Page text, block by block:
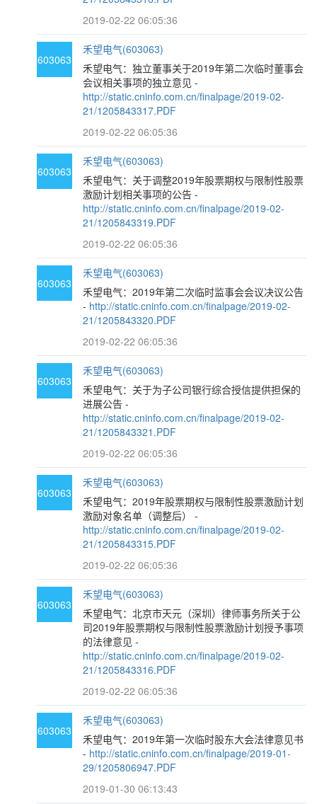
2019-02-22 06:05:36
603063
禾望电气(603063)
禾望电气：独立董事关于2019年第二次临时董事会
会议相关事项的独立意见 -
http://static.cninfo.com.cn/finalpage/2019-02-
21/1205843317.PDF
2019-02-22 06:05:36
603063
禾望电气(603063)
禾望电气：关于调整2019年股票期权与限制性股票
激励计划相关事项的公告 -
http://static.cninfo.com.cn/finalpage/2019-02-
21/1205843319.PDF
2019-02-22 06:05:36
603063
禾望电气(603063)
禾望电气：2019年第二次临时监事会会议决议公告
- http://static.cninfo.com.cn/finalpage/2019-02-
21/1205843320.PDF
2019-02-22 06:05:36
603063
禾望电气(603063)
禾望电气：关于为子公司银行综合授信提供担保的
进展公告 -
http://static.cninfo.com.cn/finalpage/2019-02-
21/1205843321.PDF
2019-02-22 06:05:36
603063
禾望电气(603063)
禾望电气：2019年股票期权与限制性股票激励计划
激励对象名单（调整后） -
http://static.cninfo.com.cn/finalpage/2019-02-
21/1205843315.PDF
2019-02-22 06:05:36
603063
禾望电气(603063)
禾望电气：北京市天元（深圳）律师事务所关于公
司2019年股票期权与限制性股票激励计划授予事项
的法律意见 -
http://static.cninfo.com.cn/finalpage/2019-02-
21/1205843316.PDF
2019-02-22 06:05:36
603063
禾望电气(603063)
禾望电气：2019年第一次临时股东大会法律意见书
- http://static.cninfo.com.cn/finalpage/2019-01-
29/1205806947.PDF
2019-01-30 06:13:43